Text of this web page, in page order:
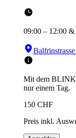
09:00 – 12:00 &
Mit dem BLINK
nur einem Tag.
150 CHF
Preis inkl.